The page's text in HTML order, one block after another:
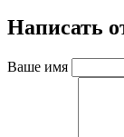
Написать
Ваше имя